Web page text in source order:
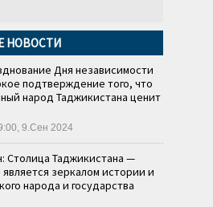
НОВОСТИ
Дня независимости
подтверждение того, что
народ Таджикистана ценит
9.Сен 2024
Столица Таджикистана —
зеркалом истории и
народа и государства